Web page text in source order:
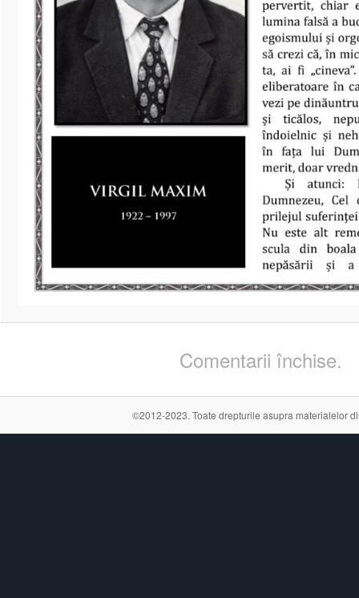
Comentarii închise.
©2012-2023. Toate drepturile asupra materialelor